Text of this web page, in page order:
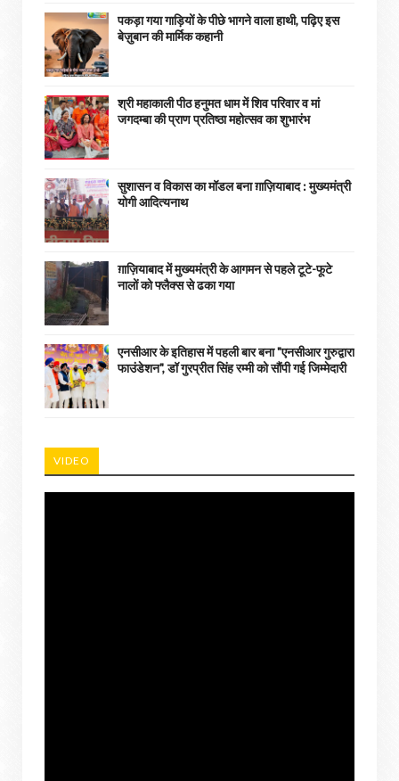
पकड़ा गया गाड़ियों के पीछे भागने वाला हाथी, पढ़िए इस
बेज़ुबान की मार्मिक कहानी
श्री महाकाली पीठ हनुमत धाम में शिव परिवार व मां
जगदम्बा की प्राण प्रतिष्ठा महोत्सव का शुभारंभ
सुशासन व विकास का मॉडल बना ग़ाज़ियाबाद : ​मुख्यमंत्री
योगी आदित्यनाथ
ग़ाज़ियाबाद में मुख्यमंत्री के आगमन से पहले टूटे-फूटे
नालों को फ्लैक्स से ढका गया
एनसीआर के इतिहास में पहली बार बना "एनसीआर गुरुद्वारा
फाउंडेशन", डॉ गुरप्रीत सिंह रम्मी को सौंपी गई जिम्मेदारी
VIDEO